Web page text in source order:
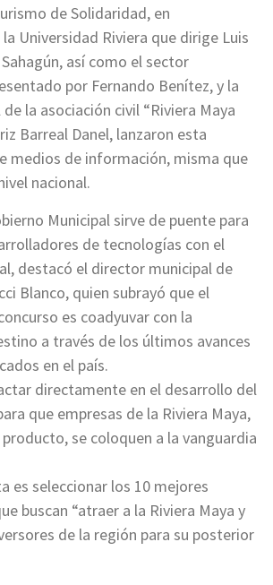
de Solidaridad, en
Universidad Riviera que dirige Luis
así como el sector
por Fernando Benítez, y la
la asociación civil “Riviera Maya
Barreal Danel, lanzaron esta
medios de información, misma que
nacional.
Municipal sirve de puente para
de tecnologías con el
destacó el director municipal de
Blanco, quien subrayó que el
es coadyuvar con la
a través de los últimos avances
en el país.
directamente en el desarrollo del
que empresas de la Riviera Maya,
se coloquen a la vanguardia
es seleccionar los 10 mejores
buscan “atraer a la Riviera Maya y
de la región para su posterior